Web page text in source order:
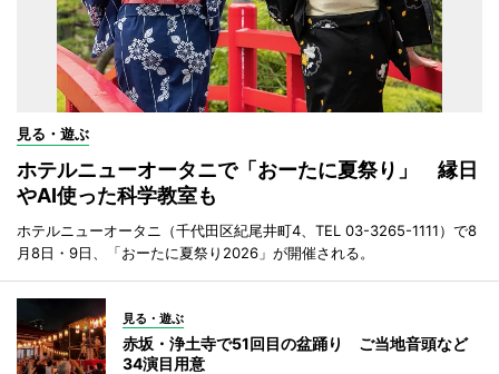
見る・遊ぶ
ホテルニューオータニで「おーたに夏祭り」 縁日
やAI使った科学教室も
ホテルニューオータニ（千代田区紀尾井町4、TEL 03-3265-1111）で8
月8日・9日、「おーたに夏祭り2026」が開催される。
見る・遊ぶ
赤坂・浄土寺で51回目の盆踊り ご当地音頭など
34演目用意